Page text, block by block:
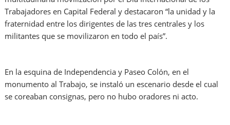
Trabajadores en Capital Federal y destacaron “la unidad y la
fraternidad entre los dirigentes de las tres centrales y los
militantes que se movilizaron en todo el país”.
En la esquina de Independencia y Paseo Colón, en el
monumento al Trabajo, se instaló un escenario desde el cual
se coreaban consignas, pero no hubo oradores ni acto.